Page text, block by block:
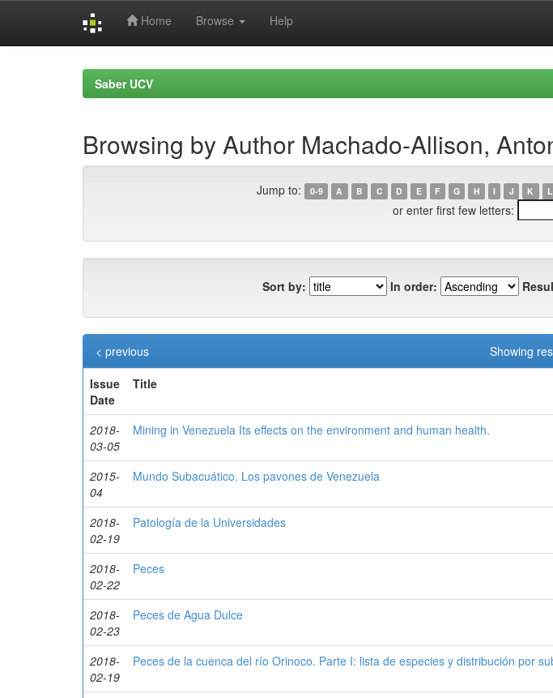
Home Browse Help
Saber UCV
Browsing by Author Machado-Allison,
Jump to: 0-9 A B C D E F G H I J K L
or enter first few letters:
Sort by: In order:
Showing
< previous
Issue
Date
Title
2018-
03-05
Mining in Venezuela Its effects on the environment and human health.
2015-
04
Mundo Subacuático. Los pavones de Venezuela
2018-
02-19
Patología de la Universidades
2018-
02-22
Peces
2018-
02-23
Peces de Agua Dulce
2018-
02-19
Peces de la cuenca del río Orinoco. Parte I: lista de especies y distribución por